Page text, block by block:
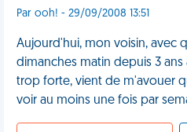
Par ooh! - 29/09/2008 13:51
Aujourd'hui, mon voisin, avec
dimanches matin depuis 3
trop forte, vient de m'avouer
voir au moins une fois par